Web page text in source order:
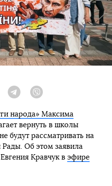
Twitter Telegram
народа» Максима
вернуть в школы
будут рассматривать на
Рады. Об этом заявила
Кравчук в эфире